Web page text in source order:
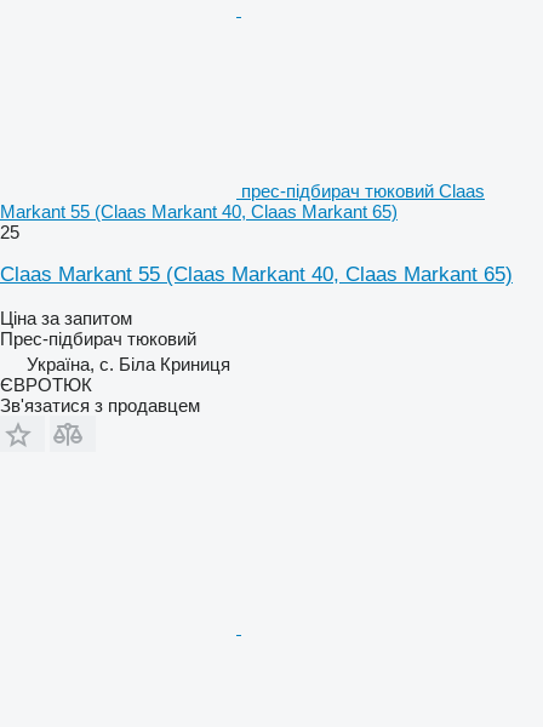
прес-підбирач тюковий Claas
Markant 55 (Claas Markant 40, Claas Markant 65)
25
Claas Markant 55 (Claas Markant 40, Claas Markant 65)
Ціна за запитом
Прес-підбирач тюковий
Україна, с. Біла Криниця
ЄВРОТЮК
Зв'язатися з продавцем